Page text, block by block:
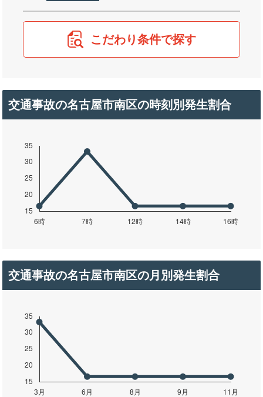
こだわり条件で探す
交通事故の名古屋市南区の時刻別発生割合
交通事故の名古屋市南区の月別発生割合